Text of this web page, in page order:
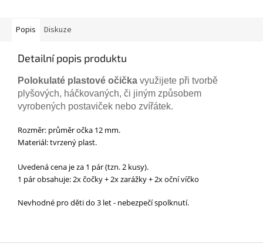
Popis Diskuze
Detailní popis produktu
Polokulaté plastové očička využijete při tvorbě
plyšových, háčkovaných, či jiným způsobem
vyrobených postaviček nebo zvířátek.
Rozměr: průměr očka 12 mm.
Materiál: tvrzený plast.
Uvedená cena je za 1 pár (tzn. 2 kusy).
1 pár obsahuje: 2x čočky + 2x zarážky + 2x oční víčko
Nevhodné pro děti do 3 let - nebezpečí spolknutí.